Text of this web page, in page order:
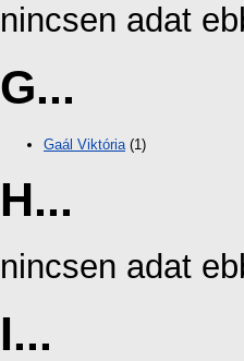
nincsen adat
G...
Gaál Viktória (1)
H...
nincsen adat
I...